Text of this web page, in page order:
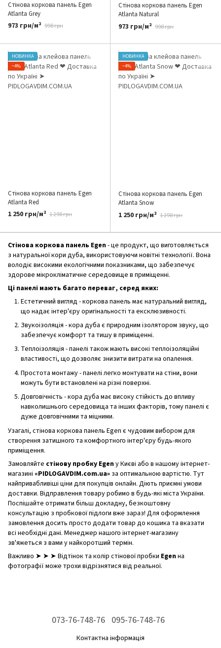
Стінова коркова панель Egen
Atlanta Grey
973 грн/м² 998 грн
Стінова коркова панель Egen
Atlanta Natural
973 грн/м² 998 грн
НОВИНКА
−4%
Стінова коркова панель Egen
Atlanta Red
1 250 грн/м² 1 298 грн
НОВИНКА
−4%
Стінова коркова панель Egen
Atlanta Snow
1 250 грн/м² 1 298 грн
Стінова коркова панель Egen- це продукт, що виготовляється
з натуральної кори дуба, використовуючи новітні технології. Вона
володіє високими екологічними показниками, що забезпечує
здорове мікрокліматичне середовище в приміщенні.
Ці панелі мають багато переваг, серед яких:
Естетичний вигляд - коркова панель має натуральний вигляд,
що надає інтер'єру оригінальності та ексклюзивності.
Звукоізоляція - кора дуба є природним ізолятором звуку, що
забезпечує комфорт та тишу в приміщенні.
Теплоізоляція - панелі також мають високі теплоізоляційні
властивості, що дозволяє знизити витрати на опалення.
Простота монтажу - панелі легко монтувати на стіни, вони
можуть бути встановлені на різні поверхні.
Довговічність - кора дуба має високу стійкість до впливу
навколишнього середовища та інших факторів, тому панелі є
дуже довговічними та міцними.
Узагалі, стінова коркова панель Egen є чудовим вибором для
створення затишного та комфортного інтер'єру будь-якого
приміщення.
Замовляйте стінову пробку Egenу Києві або в нашому інтернет-
магазині «PIDLOGAVDIM.com.ua» за оптимальною вартістю. Тут
найпривабливіші ціни для покупців онлайн. Діють приємні умови
доставки. Відправлення товару робимо в будь-які міста України.
Поспішайте отримати більш докладну, безкоштовну
консультацію з пробкової підлоги вже зараз! Для оформлення
замовлення досить просто додати товар до кошика та вказати
всі необхідні дані. Менеджер нашого інтернет-магазину
зв'яжеться з вами у найкоротший термін.
Важливо ➤ ➤ ➤ Відтінок та колір стінової пробки Egenна
фотографії може трохи відрізнятися від реальної.
073-76-748-76 095-76-748-76
Контактна інформація